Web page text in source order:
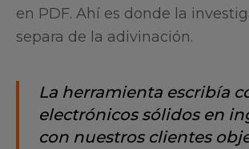
en PDF. Ahí es donde la
separa de la adivinación.
La herramienta escribía
electrónicos sólidos en
con nuestros clientes